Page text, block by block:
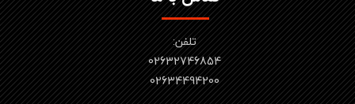
تلفن:
02632746854
​​​​​​​02634494200